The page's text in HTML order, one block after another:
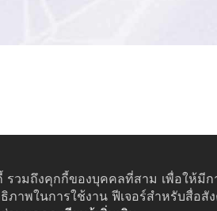
รวมถึงคุกกี้ของบุคคลที่สาม เพื่อให้มี
ภาพในการใช้งาน ฟีเจอร์สำหรับสื่อ